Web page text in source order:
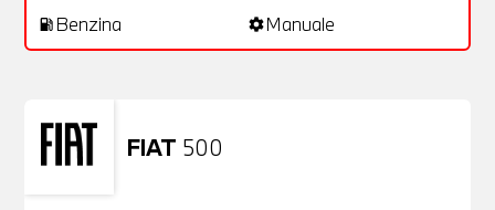
local_gas_station Benzina settingsManuale
FIAT 500
Usato